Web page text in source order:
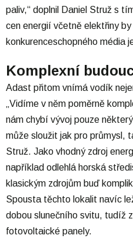
paliv,“ doplnil Daniel Struž s
cen energií včetně elektřiny
konkurenceschopného média
Komplexní
Adast přitom vnímá vodík
„Vidíme v něm poměrně
nám chybí vývoj pouze
může sloužit jak pro průmysl,
Struž. Jako vhodný zdroj
například odlehlá horská
klasickým zdrojům buď
Spousta těchto lokalit navíc
dobou slunečního svitu, tudíž
fotovoltaické panely.